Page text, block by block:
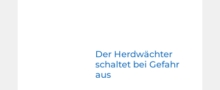
Der Herdwächter
schaltet bei Gefahr
aus